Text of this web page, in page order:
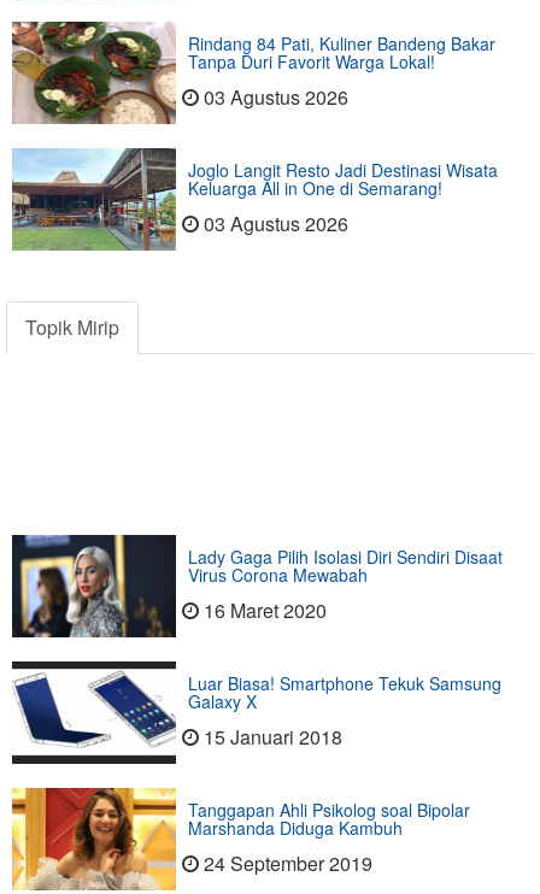
Rindang 84 Pati, Kuliner Bandeng Bakar
Tanpa Duri Favorit Warga Lokal!
03 Agustus 2026
Joglo Langit Resto Jadi Destinasi Wisata
Keluarga All in One di Semarang!
03 Agustus 2026
Topik Mirip
Lady Gaga Pilih Isolasi Diri Sendiri Disaat
Virus Corona Mewabah
16 Maret 2020
Luar Biasa! Smartphone Tekuk Samsung
Galaxy X
15 Januari 2018
Tanggapan Ahli Psikolog soal Bipolar
Marshanda Diduga Kambuh
24 September 2019